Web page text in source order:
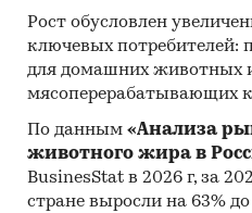
Рост обусловлен
ключевых потребителей:
для домашних животных
мясоперерабатывающих
По данным «Анализа
животного жира в
BusinesStat в 2026 г, за
стране выросли на 63%